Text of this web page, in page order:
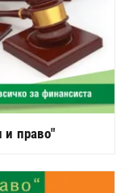
и право"